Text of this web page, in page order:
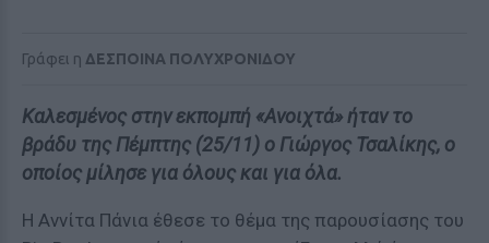
Γράφει η ΔΕΣΠΟΙΝΑ ΠΟΛΥΧΡΟΝΙΔΟΥ
Καλεσμένος στην εκπομπή «Ανοιχτά» ήταν το
βράδυ της Πέμπτης (25/11) ο Γιώργος Τσαλίκης, ο
οποίος μίλησε για όλους και για όλα.
Η Αννίτα Πάνια έθεσε το θέμα της παρουσίασης του